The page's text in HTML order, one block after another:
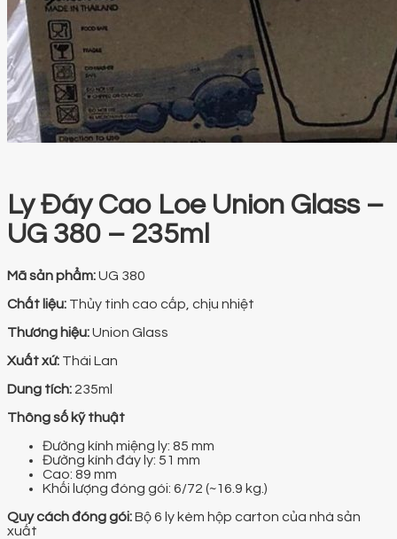
Ly Đáy Cao Loe Union Glass –
UG 380 – 235ml
Mã sản phẩm:UG 380
Chất liệu: Thủy tinh cao cấp, chịu nhiệt
Thương hiệu:Union Glass
Xuất xứ: Thái Lan
Dung tích: 235ml
Thông số kỹ thuật
Đường kính miệng ly: 85 mm
Đường kính đáy ly: 51 mm
Cao: 89 mm
Khối lượng đóng gói: 6/72 (~16.9 kg.)
Quy cách đóng gói:Bộ 6 ly kèm hộp carton của nhà sản
xuất